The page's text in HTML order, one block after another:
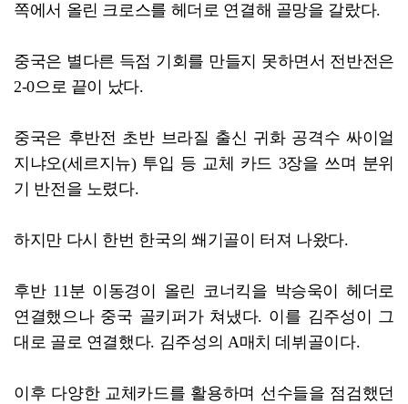
쪽에서 올린 크로스를 헤더로 연결해 골망을 갈랐다.
중국은 별다른 득점 기회를 만들지 못하면서 전반전은
2-0으로 끝이 났다.
중국은 후반전 초반 브라질 출신 귀화 공격수 싸이얼
지냐오(세르지뉴) 투입 등 교체 카드 3장을 쓰며 분위
기 반전을 노렸다.
하지만 다시 한번 한국의 쐐기골이 터져 나왔다.
후반 11분 이동경이 올린 코너킥을 박승욱이 헤더로
연결했으나 중국 골키퍼가 쳐냈다. 이를 김주성이 그
대로 골로 연결했다. 김주성의 A매치 데뷔골이다.
이후 다양한 교체카드를 활용하며 선수들을 점검했던